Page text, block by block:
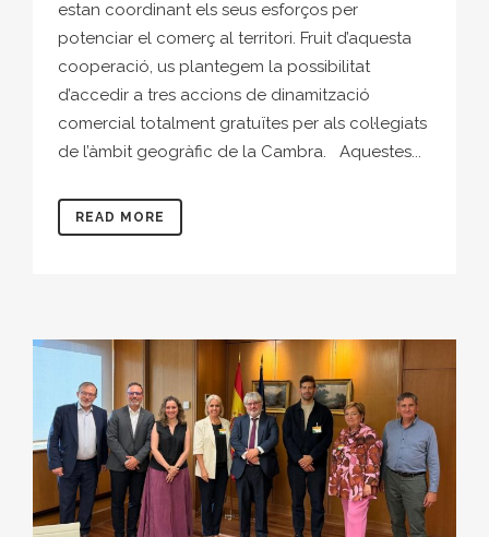
estan coordinant els seus esforços per
potenciar el comerç al territori. Fruit d’aquesta
cooperació, us plantegem la possibilitat
d’accedir a tres accions de dinamització
comercial totalment gratuïtes per als col·legiats
de l’àmbit geogràfic de la Cambra. Aquestes...
READ MORE